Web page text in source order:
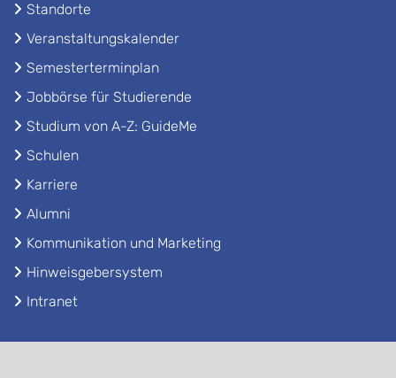
Standorte
Veranstaltungskalender
Semesterterminplan
Jobbörse für Studierende
Studium von A-Z: GuideMe
Schulen
Karriere
Alumni
Kommunikation und Marketing
Hinweisgebersystem
Intranet